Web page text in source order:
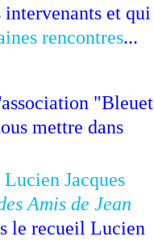
et qui
rencontres...
"Bleuet
mettre dans
Lucien Jacques
Amis de Jean
le recueil Lucien